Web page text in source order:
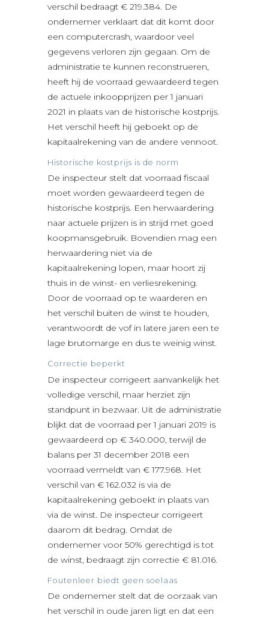
verschil bedraagt € 219.384. De
ondernemer verklaart dat dit komt door
een computercrash, waardoor veel
gegevens verloren zijn gegaan. Om de
administratie te kunnen reconstrueren,
heeft hij de voorraad gewaardeerd tegen
de actuele inkoopprijzen per 1 januari
2021 in plaats van de historische kostprijs.
Het verschil heeft hij geboekt op de
kapitaalrekening van de andere vennoot.
Historische kostprijs is de norm
De inspecteur stelt dat voorraad fiscaal
moet worden gewaardeerd tegen de
historische kostprijs. Een herwaardering
naar actuele prijzen is in strijd met goed
koopmansgebruik. Bovendien mag een
herwaardering niet via de
kapitaalrekening lopen, maar hoort zij
thuis in de winst- en verliesrekening.
Door de voorraad op te waarderen en
het verschil buiten de winst te houden,
verantwoordt de vof in latere jaren een te
lage brutomarge en dus te weinig winst.
Correctie beperkt
De inspecteur corrigeert aanvankelijk het
volledige verschil, maar herziet zijn
standpunt in bezwaar. Uit de administratie
blijkt dat de voorraad per 1 januari 2019 is
gewaardeerd op € 340.000, terwijl de
balans per 31 december 2018 een
voorraad vermeldt van € 177.968. Het
verschil van € 162.032 is via de
kapitaalrekening geboekt in plaats van
via de winst. De inspecteur corrigeert
daarom dit bedrag. Omdat de
ondernemer voor 50% gerechtigd is tot
de winst, bedraagt zijn correctie € 81.016.
Foutenleer biedt geen soelaas
De ondernemer stelt dat de oorzaak van
het verschil in oude jaren ligt en dat een